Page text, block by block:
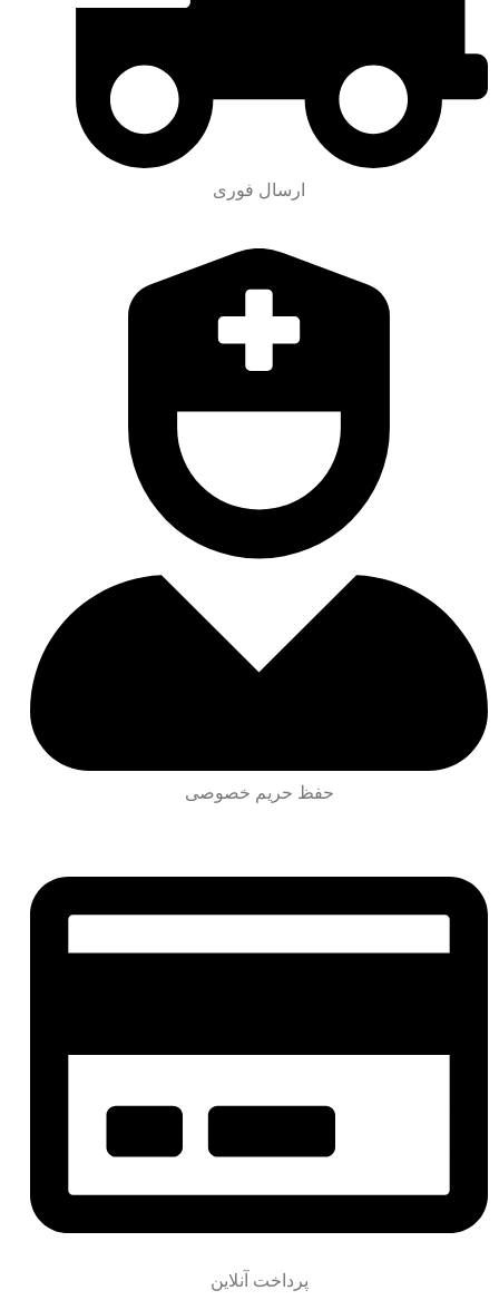
ارسال فوری
حفظ حریم خصوصی
پرداخت آنلاین